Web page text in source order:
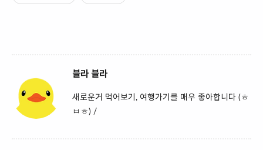
블라 블라
새로운거 먹어보기, 여행가기를 매우 좋아합니다 (ㅎ
ㅂㅎ) /